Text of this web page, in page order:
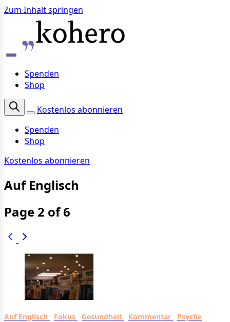
Zum Inhalt springen
Spenden
Shop
Kostenlos abonnieren
Spenden
Shop
Kostenlos abonnieren
Auf Englisch
Page 2 of 6
Auf Englisch Fokus Gesundheit Kommentar
Psyche